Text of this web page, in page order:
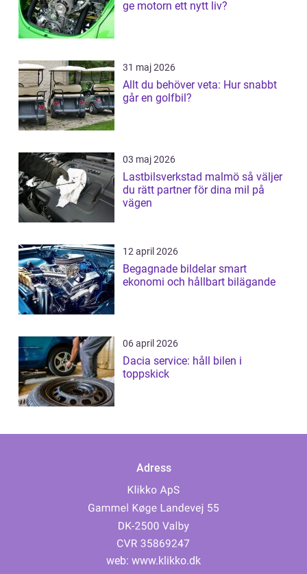
ge motorn ett nytt liv?
31 maj 2026
Allt du behöver veta: Hur snabbt
går en golfbil?
03 maj 2026
Lastbilsverkstad malmö så väljer
du rätt partner för dina mil på
vägen
12 april 2026
Begagnade bildelar smart
ekonomi och hållbart bilägande
06 april 2026
Dacia service: håll bilen i
toppskick
Adress
web: www.klikko.dk